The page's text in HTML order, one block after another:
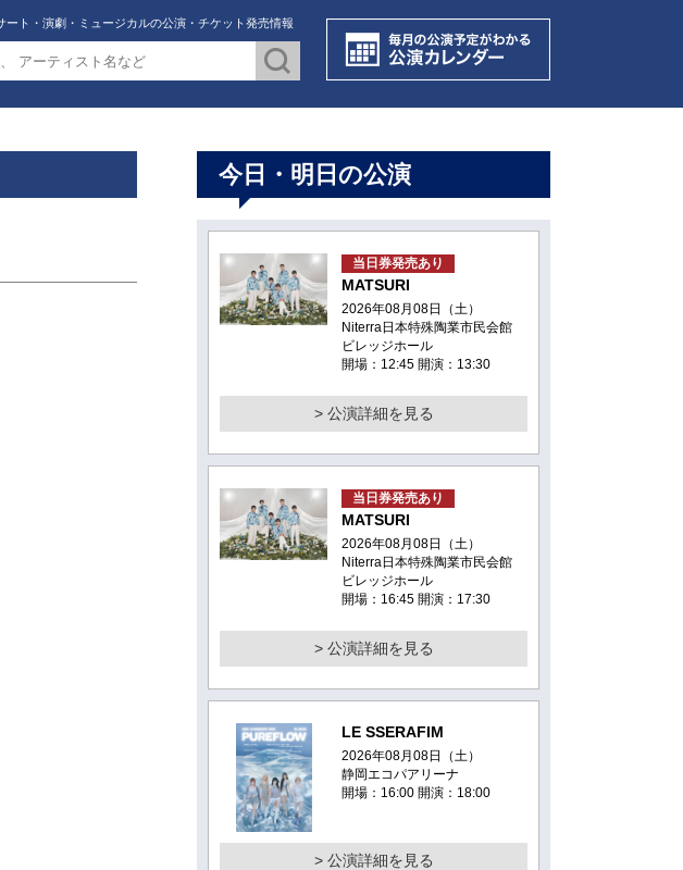
ト・演劇・ミュージカルの公演・チケット発売情報
今日・明日の公演
当日券発売あり
MATSURI
2026年08月08日（土）
Niterra日本特殊陶業市民会館
ビレッジホール
開場：12:45 開演：13:30
> 公演詳細を見る
当日券発売あり
MATSURI
2026年08月08日（土）
Niterra日本特殊陶業市民会館
ビレッジホール
開場：16:45 開演：17:30
> 公演詳細を見る
LE SSERAFIM
2026年08月08日（土）
静岡エコパアリーナ
開場：16:00 開演：18:00
> 公演詳細を見る